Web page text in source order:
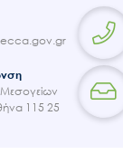
115 25